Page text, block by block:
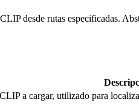
desde rutas especificadas.
a cargar, utilizado para